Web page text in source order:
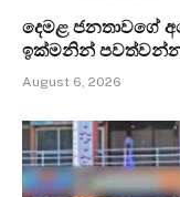
දෙමළ ජනතාවගේ
ඉක්මනින්
August 6, 2026